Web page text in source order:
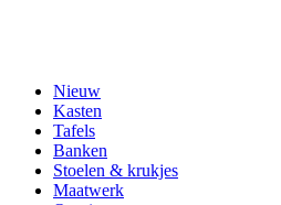
Nieuw
Kasten
Tafels
Banken
Stoelen & krukjes
Maatwerk